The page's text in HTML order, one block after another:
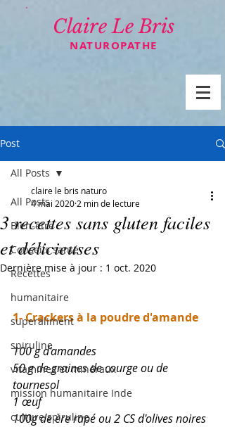
Claire Le Bris
NATUROPATHE
Post
All Posts
Bien-être
Conseils santé
Recettes
humanitaire
superaliment
spiruline
vitamines et minéraux
mission humanitaire Inde
culture spiruline
All Posts
3 recettes sans gluten faciles
et délicieuses
claire le bris naturo
4 mai 2020 2 min de lecture
Dernière mise à jour : 1 oct. 2020
1- Crackers à la poudre d'amande
100 g d'amandes
50 g de graines de courge ou de
tournesol
1 œuf
100g de ère rapé ou 2 CS d'olives noires